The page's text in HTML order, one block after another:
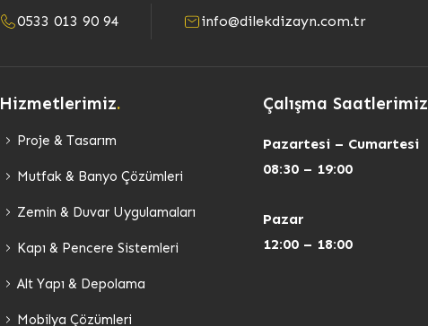
0533 013 90 94 info@dilekdizayn.com.tr
Hizmetlerimiz.
Proje & Tasarım
Mutfak & Banyo Çözümleri
Zemin & Duvar Uygulamaları
Kapı & Pencere Sistemleri
Alt Yapı & Depolama
Mobilya Çözümleri
Çalışma Saatlerimiz
Pazartesi – Cumartesi
08:30 – 19:00
Pazar
12:00 – 18:00